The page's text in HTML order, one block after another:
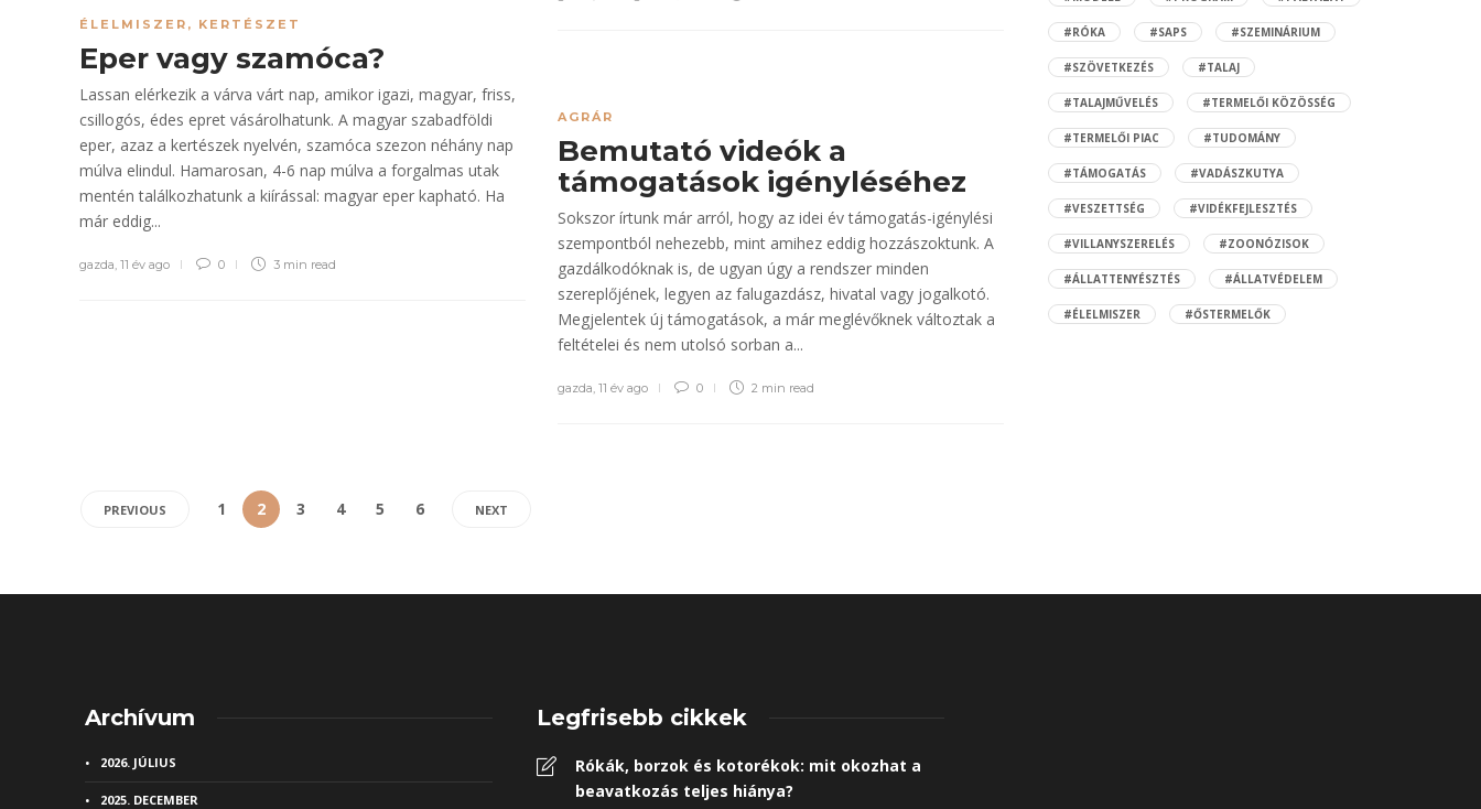
ÉLELMISZER , KERTÉSZET
Eper vagy szamóca?
Lassan elérkezik a várva várt nap, amikor igazi, magyar, friss,
csillogós, édes epret vásárolhatunk. A magyar szabadföldi
eper, azaz a kertészek nyelvén, szamóca szezon néhány nap
múlva elindul. Hamarosan, 4-6 nap múlva a forgalmas utak
mentén találkozhatunk a kiírással: magyar eper kapható. Ha
már eddig...
gazda, 11 év ago 0 3 min read
AGRÁR
Bemutató videók a
támogatások igényléséhez
Sokszor írtunk már arról, hogy az idei év támogatás-igénylési
szempontból nehezebb, mint amihez eddig hozzászoktunk. A
gazdálkodóknak is, de ugyan úgy a rendszer minden
szereplőjének, legyen az falugazdász, hivatal vagy jogalkotó.
Megjelentek új támogatások, a már meglévőknek változtak a
feltételei és nem utolsó sorban a...
gazda, 11 év ago 0 2 min read
PREVIOUS 1 2 3 4 5 6 NEXT
#RÓKA #SAPS #SZEMINÁRIUM
#SZÖVETKEZÉS #TALAJ
#TALAJMŰVELÉS #TERMELŐI KÖZÖSSÉG
#TERMELŐI PIAC #TUDOMÁNY
#TÁMOGATÁS #VADÁSZKUTYA
#VESZETTSÉG #VIDÉKFEJLESZTÉS
#VILLANYSZERELÉS #ZOONÓZISOK
#ÁLLATTENYÉSZTÉS #ÁLLATVÉDELEM
#ÉLELMISZER #ŐSTERMELŐK
Archívum
2026. JÚLIUS
2025. DECEMBER
Legfrisebb cikkek
Rókák, borzok és kotorékok: mit okozhat a
beavatkozás teljes hiánya?